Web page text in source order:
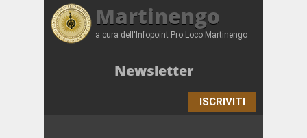
Martinengo
a cura dell'Infopoint Pro Loco Martinengo
Newsletter
ISCRIVITI